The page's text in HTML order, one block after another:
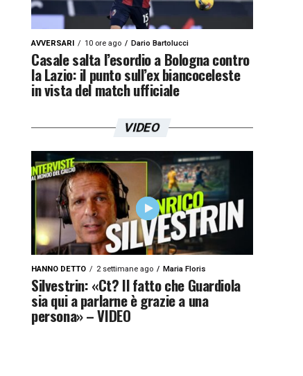
AVVERSARI 10 ore ago Dario Bartolucci
Casale salta l’esordio a Bologna contro
la Lazio: il punto sull’ex biancoceleste
in vista del match ufficiale
VIDEO
HANNO DETTO 2 settimane ago Maria Floris
Silvestrin: «Ct? Il fatto che Guardiola
sia qui a parlarne è grazie a una
persona» – VIDEO